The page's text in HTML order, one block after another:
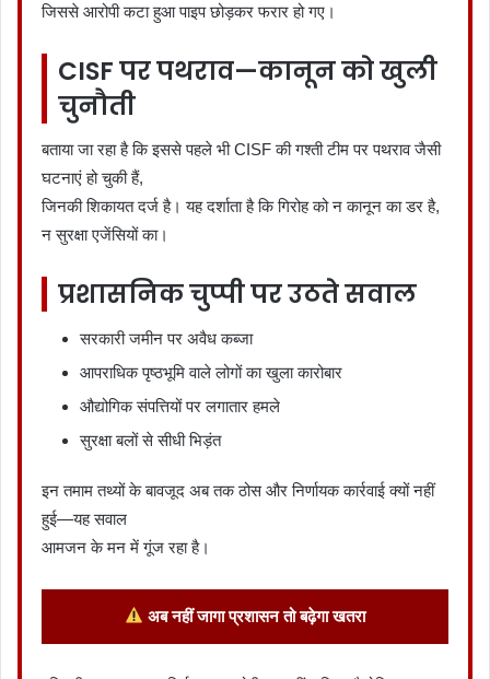
जिससे आरोपी कटा हुआ पाइप छोड़कर फरार हो गए।
CISF पर पथराव—कानून को खुली
चुनौती
बताया जा रहा है कि इससे पहले भी CISF की गश्ती टीम पर पथराव जैसी
घटनाएं हो चुकी हैं,
जिनकी शिकायत दर्ज है। यह दर्शाता है कि गिरोह को न कानून का डर है,
न सुरक्षा एजेंसियों का।
प्रशासनिक चुप्पी पर उठते सवाल
सरकारी जमीन पर अवैध कब्जा
आपराधिक पृष्ठभूमि वाले लोगों का खुला कारोबार
औद्योगिक संपत्तियों पर लगातार हमले
सुरक्षा बलों से सीधी भिड़ंत
इन तमाम तथ्यों के बावजूद अब तक ठोस और निर्णायक कार्रवाई क्यों नहीं
हुई—यह सवाल
आमजन के मन में गूंज रहा है।
अब नहीं जागा प्रशासन तो बढ़ेगा खतरा